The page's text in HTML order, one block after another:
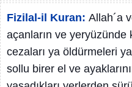
Fizilal-il Kuran: Allah´a
açanların ve yeryüzünde
cezaları ya öldürmeleri
sollu birer el ve